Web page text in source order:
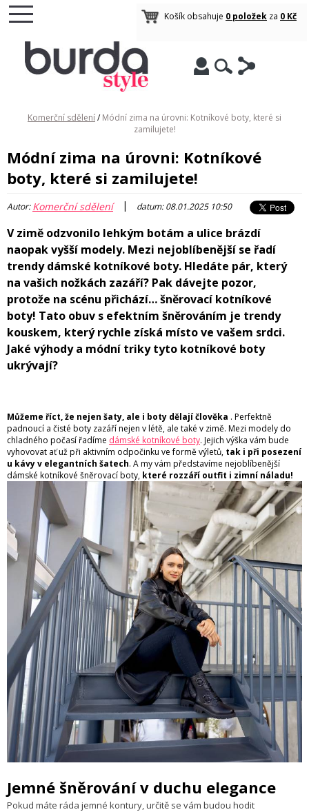
Košík obsahuje 0 položek za 0 Kč
Komerční sdělení/ Módní zima na úrovni: Kotníkové boty, které si
zamilujete!
Módní zima na úrovni: Kotníkové
boty, které si zamilujete!
Autor:Komerční sdělení | datum: 08.01.2025 10:50
V zimě odzvonilo lehkým botám a ulice brázdí
naopak vyšší modely. Mezi nejoblíbenější se řadí
trendy dámské kotníkové boty. Hledáte pár, který
na vašich nožkách zazáří? Pak dávejte pozor,
protože na scénu přichází… šněrovací kotníkové
boty! Tato obuv s efektním šněrováním je trendy
kouskem, který rychle získá místo ve vašem srdci.
Jaké výhody a módní triky tyto kotníkové boty
ukrývají?
Můžeme říct, že nejen šaty, ale i boty dělají člověka . Perfektně
padnoucí a čisté boty zazáří nejen v létě, ale také v zimě. Mezi modely do
chladného počasí řadíme dámské kotníkové boty. Jejich výška vám bude
vyhovovat ať už při aktivním odpočinku ve formě výletů, tak i při posezení
u kávy v elegantních šatech. A my vám představíme nejoblíbenější
dámské kotníkové šněrovací boty, které rozzáří outfit i zimní náladu!
Jemné šněrování v duchu elegance
Pokud máte ráda jemné kontury, určitě se vám budou hodit